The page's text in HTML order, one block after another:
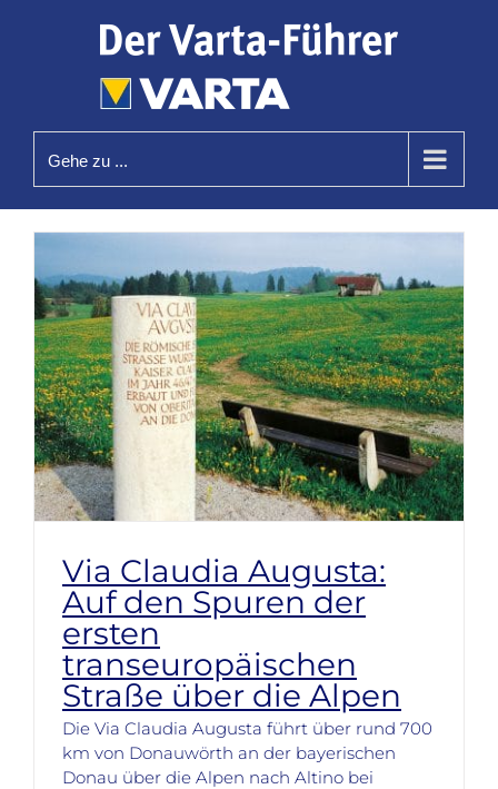
Gehe zu ...
Via Claudia Augusta:
Auf den Spuren der
ersten
transeuropäischen
Straße über die Alpen
Die Via Claudia Augusta führt über rund 700
km von Donauwörth an der bayerischen
Donau über die Alpen nach Altino bei